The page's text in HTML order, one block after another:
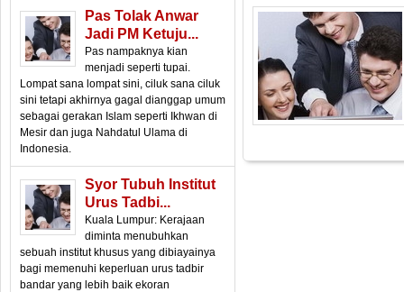
Pas Tolak Anwar
Jadi PM Ketuju...
Pas nampaknya kian
menjadi seperti tupai.
Lompat sana lompat sini, ciluk sana ciluk
sini tetapi akhirnya gagal dianggap umum
sebagai gerakan Islam seperti Ikhwan di
Mesir dan juga Nahdatul Ulama di
Indonesia.
Syor Tubuh Institut
Urus Tadbi...
Kuala Lumpur: Kerajaan
diminta menubuhkan
sebuah institut khusus yang dibiayainya
bagi memenuhi keperluan urus tadbir
bandar yang lebih baik ekoran